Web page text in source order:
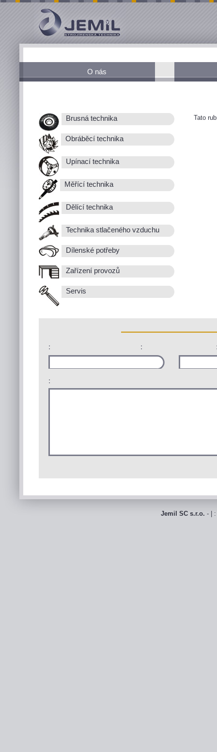
O nás
Brusná technika
Obráběcí technika
Upínací technika
Měřící technika
Dělící technika
Technika stlačeného vzduchu
Dílenské potřeby
Zařízení provozů
Servis
Tato
: :
:
Jemil SC s.r.o. - |